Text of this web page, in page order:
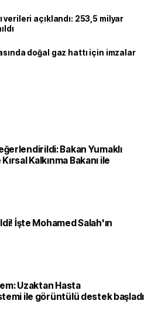
verileri açıklandı: 253,5 milyar
doğal gaz hattı için imzalar
Bakan Yumaklı
Kalkınma Bakanı ile
İşte Mohamed Salah'ın
Uzaktan Hasta
ile görüntülü destek başladı